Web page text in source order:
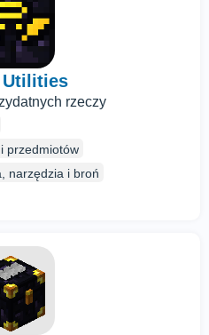
Utilities
rzeczy
przedmiotów
narzędzia i broń